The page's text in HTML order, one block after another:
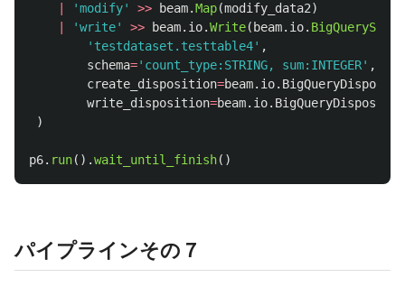
'modify' >> beam.Map(modify_data2)
'write' >> beam. io.Write( beam. io. BigQuerySink
' testdataset.testtable4' ,
schema=' count_type:STRING, sum:INTEGER' ,
create_disposition=beam. io.
write_disposition=beam. io.
)
p6. run().wait_until_finish()
パイプラインその７